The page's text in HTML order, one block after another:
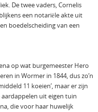
De twee vaders, Cornelis
een notariële akte uit
boedelscheiding van een
op wat burgemeester Hero
in Wormer in 1844, dus zo’n
11 koeien’, maar er zijn
uit eigen tuin
die voor haar huwelijk